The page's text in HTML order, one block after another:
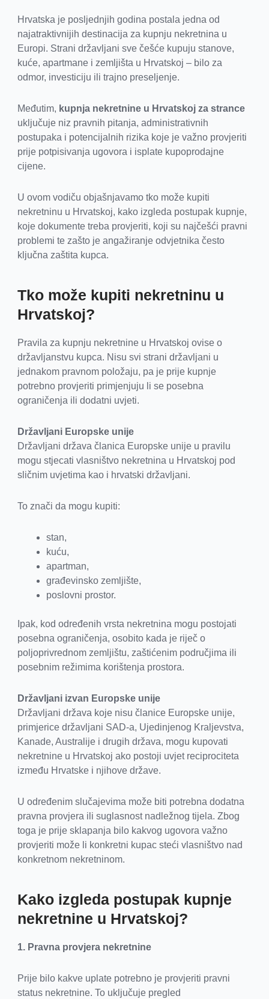
Hrvatska je posljednjih godina postala jedna od
najatraktivnijih destinacija za kupnju nekretnina u
Europi. Strani državljani sve češće kupuju stanove,
kuće, apartmane i zemljišta u Hrvatskoj – bilo za
odmor, investiciju ili trajno preseljenje.
Međutim, kupnja nekretnine u Hrvatskoj za strance
uključuje niz pravnih pitanja, administrativnih
postupaka i potencijalnih rizika koje je važno provjeriti
prije potpisivanja ugovora i isplate kupoprodajne
cijene.
U ovom vodiču objašnjavamo tko može kupiti
nekretninu u Hrvatskoj, kako izgleda postupak kupnje,
koje dokumente treba provjeriti, koji su najčešći pravni
problemi te zašto je angažiranje odvjetnika često
ključna zaštita kupca.
Tko može kupiti nekretninu u
Hrvatskoj?
Pravila za kupnju nekretnine u Hrvatskoj ovise o
državljanstvu kupca. Nisu svi strani državljani u
jednakom pravnom položaju, pa je prije kupnje
potrebno provjeriti primjenjuju li se posebna
ograničenja ili dodatni uvjeti.
Državljani Europske unije
Državljani država članica Europske unije u pravilu
mogu stjecati vlasništvo nekretnina u Hrvatskoj pod
sličnim uvjetima kao i hrvatski državljani.
To znači da mogu kupiti:
stan,
kuću,
apartman,
građevinsko zemljište,
poslovni prostor.
Ipak, kod određenih vrsta nekretnina mogu postojati
posebna ograničenja, osobito kada je riječ o
poljoprivrednom zemljištu, zaštićenim područjima ili
posebnim režimima korištenja prostora.
Državljani izvan Europske unije
Državljani država koje nisu članice Europske unije,
primjerice državljani SAD-a, Ujedinjenog Kraljevstva,
Kanade, Australije i drugih država, mogu kupovati
nekretnine u Hrvatskoj ako postoji uvjet reciprociteta
između Hrvatske i njihove države.
U određenim slučajevima može biti potrebna dodatna
pravna provjera ili suglasnost nadležnog tijela. Zbog
toga je prije sklapanja bilo kakvog ugovora važno
provjeriti može li konkretni kupac steći vlasništvo nad
konkretnom nekretninom.
Kako izgleda postupak kupnje
nekretnine u Hrvatskoj?
1. Pravna provjera nekretnine
Prije bilo kakve uplate potrebno je provjeriti pravni
status nekretnine. To uključuje pregled